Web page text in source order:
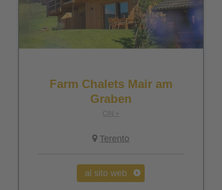
Farm Chalets Mair am
Graben
CIN +
Terento
al sito web